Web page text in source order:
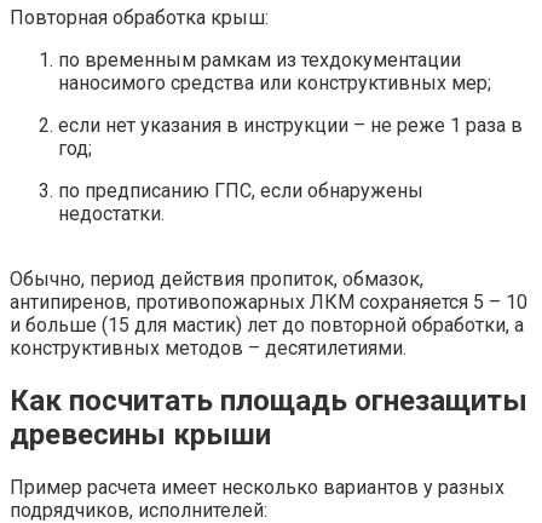
Повторная обработка крыш:
по временным рамкам из техдокументации
наносимого средства или конструктивных мер;
если нет указания в инструкции – не реже 1 раза в
год;
по предписанию ГПС, если обнаружены
недостатки.
Обычно, период действия пропиток, обмазок,
антипиренов, противопожарных ЛКМ сохраняется 5 – 10
и больше (15 для мастик) лет до повторной обработки, а
конструктивных методов – десятилетиями.
Как посчитать площадь огнезащиты
древесины крыши
Пример расчета имеет несколько вариантов у разных
подрядчиков, исполнителей: